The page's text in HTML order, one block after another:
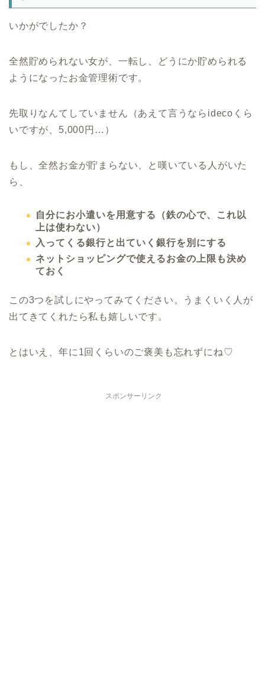
いかがでしたか？
全然貯められない女が、一転し、どうにか貯められる
ようになったお金管理術です。
先取りなんてしていません（あえて言うならidecoくら
いですが、5,000円…）
もし、全然お金が貯まらない、と嘆いている人がいた
ら、
自分にお小遣いを用意する（鉄の心で、これ以
上は使わない）
入ってくる銀行と出ていく銀行を別にする
ネットショッピングで使えるお金の上限も決め
ておく
この3つを試しにやってみてください。うまくいく人が
出てきてくれたら私も嬉しいです。
とはいえ、年に1回くらいのご褒美も忘れずにね♡
スポンサーリンク